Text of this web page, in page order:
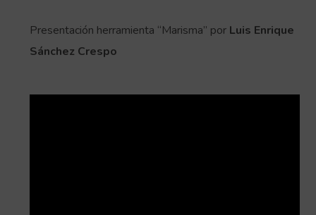
Presentación herramienta “Marisma” por Luis Enrique
Sánchez Crespo